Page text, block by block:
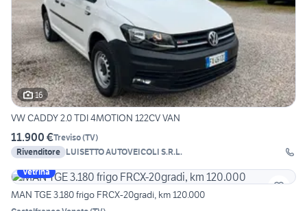
16
VW CADDY 2.0 TDI 4MOTION 122CV VAN
11.900 €Treviso(TV)
Rivenditore LUISETTO AUTOVEICOLI S.R.L.
Vetrina
MAN TGE 3.180 frigo FRCX-20gradi, km 120.000